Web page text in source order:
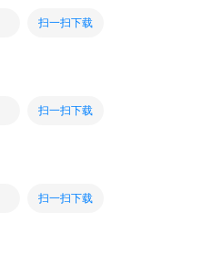
扫一扫下载
扫一扫下载
扫一扫下载